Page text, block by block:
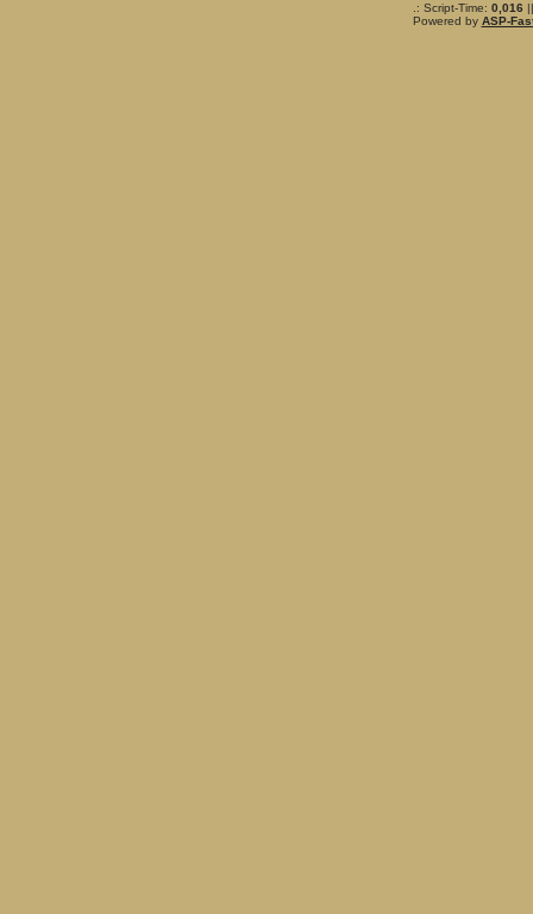
.: Script-Time: 0,016
Powered by ASP-